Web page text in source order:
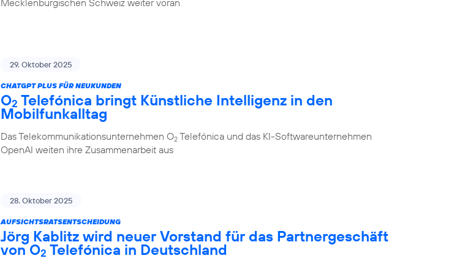
29. Oktober 2025
CHATGPT PLUS FÜR NEUKUNDEN
O2 Telefónica bringt Künstliche Intelligenz in den
Mobilfunkalltag
Das Telekommunikationsunternehmen O2 Telefónica und das KI-Softwareunternehmen
OpenAI weiten ihre Zusammenarbeit aus
28. Oktober 2025
AUFSICHTSRATSENTSCHEIDUNG
Jörg Kablitz wird neuer Vorstand für das Partnergeschäft
von O2 Telefónica in Deutschland